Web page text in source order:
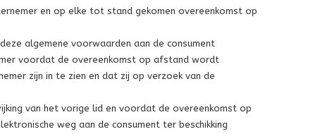
en op elke tot stand gekomen overeenkomst op
algemene voorwaarden aan de consument
voordat de overeenkomst op afstand wordt
zijn in te zien en dat zij op verzoek van de
van het vorige lid en voordat de overeenkomst op
weg aan de consument ter beschikking